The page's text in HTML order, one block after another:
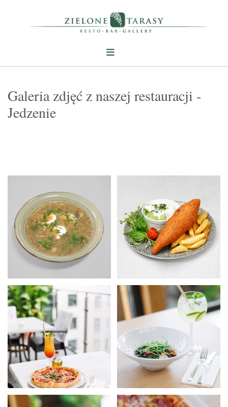
Galeria zdjęć z naszej restauracji -
Jedzenie